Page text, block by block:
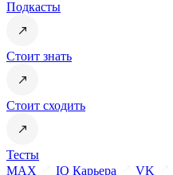
Подкасты
Стоит знать
Стоит сходить
Тесты
MAX
IQ Карьера VK